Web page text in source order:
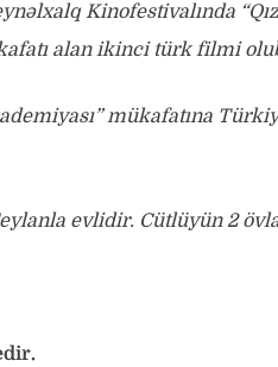
Kinofestivalında
alan ikinci türk filmi
mükafatına
evlidir. Cütlüyün 2